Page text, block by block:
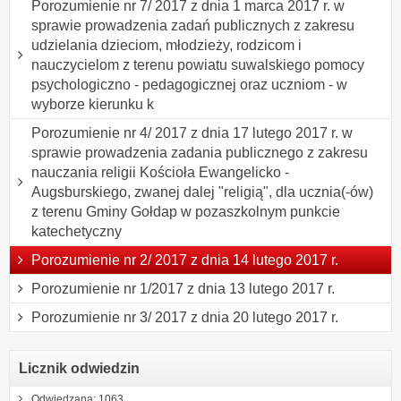
Porozumienie nr 7/ 2017 z dnia 1 marca 2017 r. w
sprawie prowadzenia zadań publicznych z zakresu
udzielania dzieciom, młodzieży, rodzicom i
nauczycielom z terenu powiatu suwalskiego pomocy
psychologiczno - pedagogicznej oraz uczniom - w
wyborze kierunku k
Porozumienie nr 4/ 2017 z dnia 17 lutego 2017 r. w
sprawie prowadzenia zadania publicznego z zakresu
nauczania religii Kościoła Ewangelicko -
Augsburskiego, zwanej dalej "religią", dla ucznia(-ów)
z terenu Gminy Gołdap w pozaszkolnym punkcie
katechetyczny
Porozumienie nr 2/ 2017 z dnia 14 lutego 2017 r.
Porozumienie nr 1/2017 z dnia 13 lutego 2017 r.
Porozumienie nr 3/ 2017 z dnia 20 lutego 2017 r.
Licznik odwiedzin